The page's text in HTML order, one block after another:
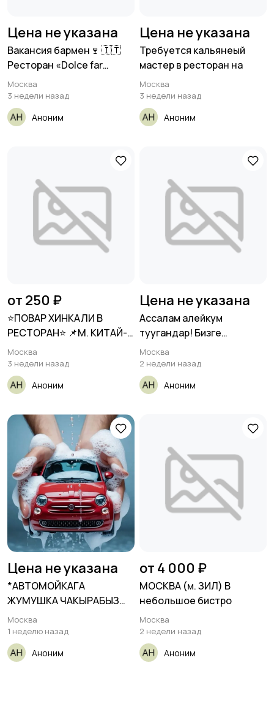
Цена не указана
Вакансия бармен🍷 🇮🇹
Ресторан «Dolce far
niente»
Москва
3 недели назад
Аноним
Цена не указана
Требуется кальянеый
мастер в ресторан на
Москва
3 недели назад
Аноним
от 250 ₽
⭐️ПОВАР ХИНКАЛИ В
РЕСТОРАН⭐️ 📌М. КИТАЙ-
ГОРОД
Москва
3 недели назад
Аноним
Цена не указана
Ассалам алейкум
туугандар! Бизге
отделканы билген
Москва
2 недели назад
Аноним
Цена не указана
*АВТОМОЙКАГА
ЖУМУШКА ЧАКЫРАБЫЗ
СРОЧНО 🙋🏼🙋‍♀️📌👇🏼* На
Москва
1 неделю назад
Аноним
от 4 000 ₽
МОСКВА (м. ЗИЛ) В
небольшое бистро
Москва
2 недели назад
Аноним